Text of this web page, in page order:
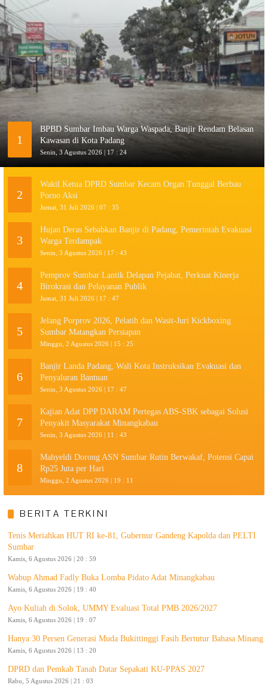
1
BPBD Sumbar Imbau Warga Waspada, Banjir Rendam Belasan
Kawasan di Kota Padang
Senin, 3 Agustus 2026 | 17 : 24
2
Wakil Ketua DPRD Sumbar Kecam Organ Tunggal Berbau
Porno Aksi
Jumat, 31 Juli 2026 | 07 : 35
3
Hujan Deras Sebabkan Banjir di Padang, Pemerintah Evakuasi
Warga Terdampak
Senin, 3 Agustus 2026 | 17 : 43
4
Pemprov Sumbar Lantik Delapan Pejabat, Perkuat Kinerja
Birokrasi dan Pelayanan Publik
Jumat, 31 Juli 2026 | 17 : 47
5
Jelang Porprov 2026, Pelatih dan Wasit-Juri Kickboxing
Sumbar Matangkan Persiapan
Minggu, 2 Agustus 2026 | 15 : 25
6
Banjir Landa Padang, Wali Kota Instruksikan Evakuasi dan
Penyaluran Bantuan
Senin, 3 Agustus 2026 | 17 : 47
7
Kajian Adat DPP DARAM Pertegas ABS-SBK sebagai Solusi
Penyakit Masyarakat Minangkabau
Senin, 3 Agustus 2026 | 11 : 43
8
Mahyeldi Dorong ASN Sumbar Rutin Berwakaf, Potensi Capai
Rp25 Juta per Hari
Minggu, 2 Agustus 2026 | 19 : 11
BERITA TERKINI
Tenis Meriahkan HUT RI ke-81, Gubernur Gandeng Kapolda dan PELTI
Sumbar
Kamis, 6 Agustus 2026 | 20 : 59
Wabup Ahmad Fadly Buka Lomba Pidato Adat Minangkabau
Kamis, 6 Agustus 2026 | 19 : 40
Ayo Kuliah di Solok, UMMY Evaluasi Total PMB 2026/2027
Kamis, 6 Agustus 2026 | 19 : 07
Hanya 30 Persen Generasi Muda Bukittinggi Fasih Bertutur Bahasa Minang
Kamis, 6 Agustus 2026 | 13 : 20
DPRD dan Pemkab Tanah Datar Sepakati KU-PPAS 2027
Rabu, 5 Agustus 2026 | 21 : 03